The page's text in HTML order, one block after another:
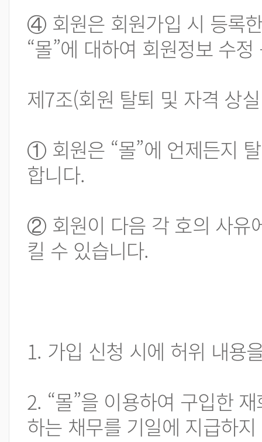
④ 회원은 회원가입 시 등록
“몰”에 대하여 회원정보 수
제7조(회원 탈퇴 및 자격 상
① 회원은 “몰”에 언제든지
합니다.
② 회원이 다음 각 호의 사유
킬 수 있습니다.
1. 가입 신청 시에 허위 내용
2. “몰”을 이용하여 구입한
하는 채무를 기일에 지급하